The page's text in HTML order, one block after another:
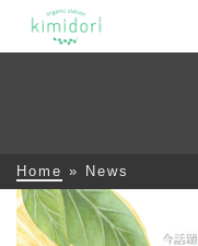
Home » News